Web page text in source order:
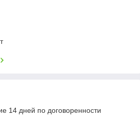
14 дней по договоренности